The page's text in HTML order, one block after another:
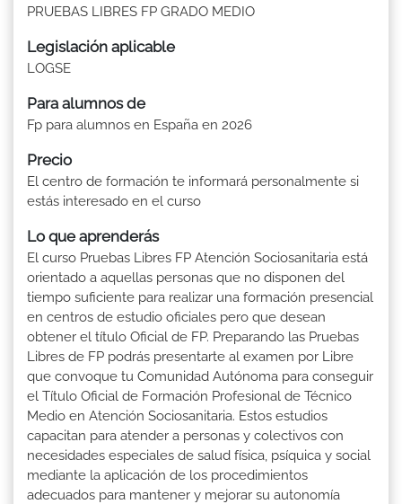
PRUEBAS LIBRES FP GRADO MEDIO
Legislación aplicable
LOGSE
Para alumnos de
Fp para alumnos en España en 2026
Precio
El centro de formación te informará personalmente si
estás interesado en el curso
Lo que aprenderás
El curso Pruebas Libres FP Atención Sociosanitaria está
orientado a aquellas personas que no disponen del
tiempo suficiente para realizar una formación presencial
en centros de estudio oficiales pero que desean
obtener el título Oficial de FP. Preparando las Pruebas
Libres de FP podrás presentarte al examen por Libre
que convoque tu Comunidad Autónoma para conseguir
el Título Oficial de Formación Profesional de Técnico
Medio en Atención Sociosanitaria. Estos estudios
capacitan para atender a personas y colectivos con
necesidades especiales de salud física, psíquica y social
mediante la aplicación de los procedimientos
adecuados para mantener y mejorar su autonomía